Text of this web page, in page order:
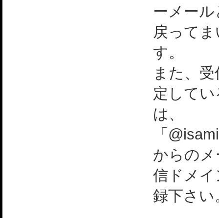
ーメー
戻って
す。
また、
定して
は、
「
からの
信ドメ
録下さい